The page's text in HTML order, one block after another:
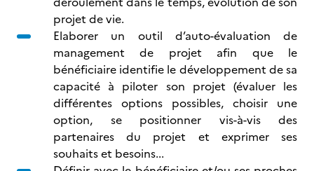
projet de vie.
Elaborer un outil d’auto-évaluation de
management de projet afin que le
bénéficiaire identifie le développement de sa
capacité à piloter son projet (évaluer les
différentes options possibles, choisir une
option, se positionner vis-à-vis des
partenaires du projet et exprimer ses
souhaits et besoins...